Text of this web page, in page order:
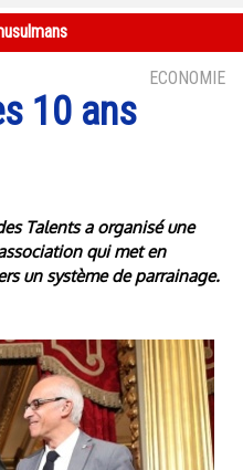
ECONOMIE
10 ans
Talents a organisé une
qui met en
un système de parrainage.